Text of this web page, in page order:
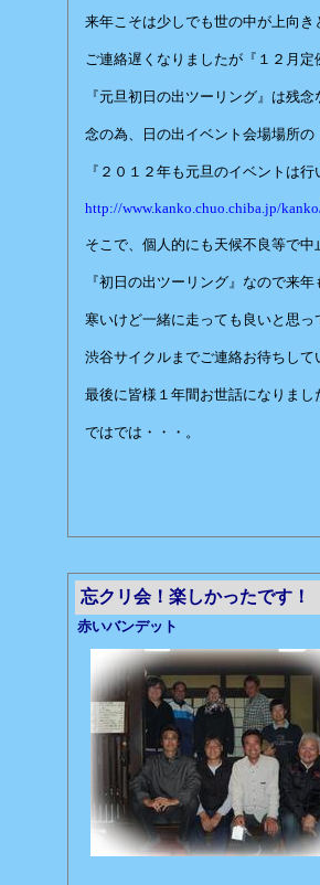
来年こそは少しでも世の中が上向き
ご連絡遅くなりましたが『１２月
『元旦初日の出ツーリング』は残
念の為、日の出イベント会場場所
『２０１２年も元旦のイベントは
http://www.kanko.chuo.chiba.jp/
そこで、個人的にも天候不良等で
『初日の出ツーリング』なので来
寒いけど一緒に走っても良いと思
渋谷サイクルまでご連絡お待ちし
最後に皆様１年間お世話になりま
ではでは・・・。
赤いバ
忘クリ会！楽しかったです！
赤いバンデット